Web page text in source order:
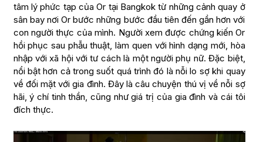
tâm lý phức tạp của Or tại Bangkok từ những cảnh quay ở
sân bay nơi Or bước những bước đầu tiên đến gần hơn với
con người thực của mình. Người xem được chứng kiến Or
hồi phục sau phẫu thuật, làm quen với hình dạng mới, hòa
nhập với xã hội với tư cách là một người phụ nữ. Đặc biệt,
nổi bật hơn cả trong suốt quá trình đó là nỗi lo sợ khi quay
về đối mặt với gia đình. Đây là câu chuyện thú vị về nỗi sợ
hãi, ý chí tinh thần, cũng như giá trị của gia đình và cái tôi
đích thực.